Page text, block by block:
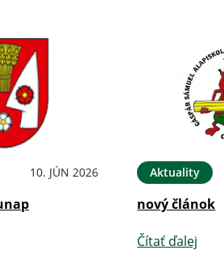
10. JÚN 2026 Aktuality
nový článok
Čítať ďalej